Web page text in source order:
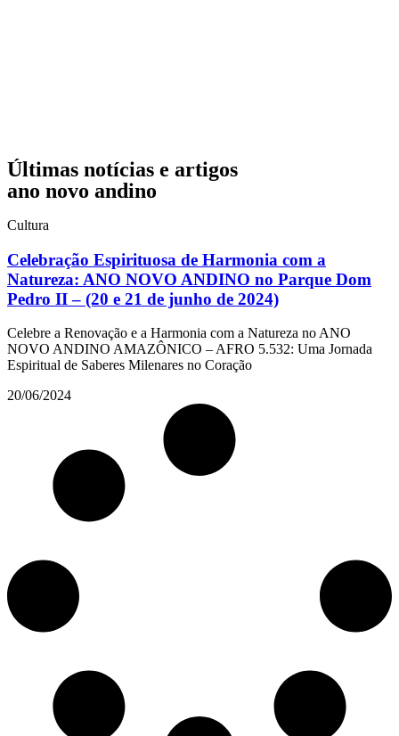
Últimas notícias e artigos
ano novo andino
Cultura
Celebração Espirituosa de Harmonia com a
Natureza: ANO NOVO ANDINO no Parque Dom
Pedro II – (20 e 21 de junho de 2024)
Celebre a Renovação e a Harmonia com a Natureza no ANO
NOVO ANDINO AMAZÔNICO – AFRO 5.532: Uma Jornada
Espiritual de Saberes Milenares no Coração
20/06/2024